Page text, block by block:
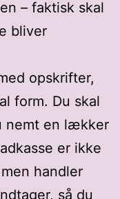
– faktisk skal
bliver
opskrifter,
form. Du skal
nemt en lækker
er ikke
handler
så du